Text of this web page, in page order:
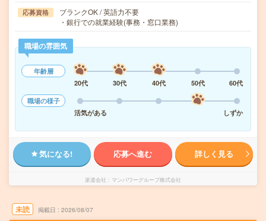
応募資格
ブランクOK / 英語力不要
・銀行での就業経験(事務・窓口業務)
職場の雰囲気
年齢層
20代
30代 40代 50代
60代
職場の様子
活気がある
しずか
気になる! 応募へ進む 詳しく見る
派遣会社 マンパワーグループ株式会社
未読 掲載日 2026/08/07